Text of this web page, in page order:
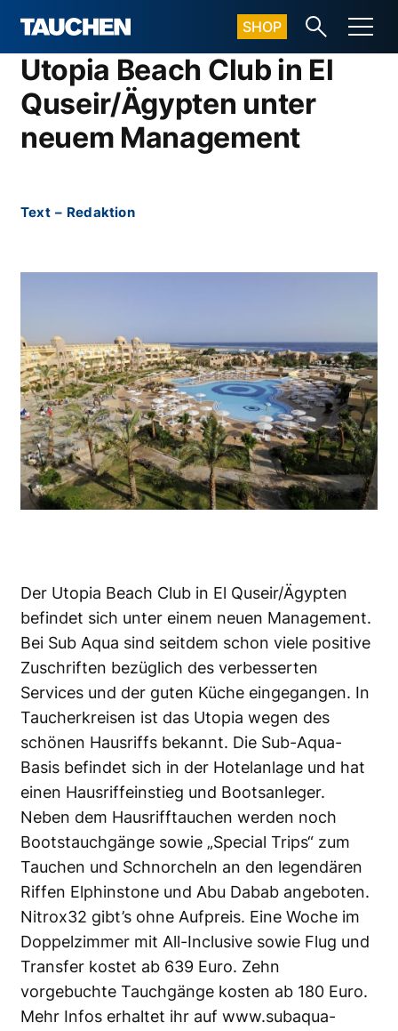
SHOP
Utopia Beach Club in El
Quseir/Ägypten unter
neuem Management
Text – Redaktion
Der Utopia Beach Club in El Quseir/Ägypten
befindet sich unter einem neuen Management.
Bei Sub Aqua sind seitdem schon viele positive
Zuschriften bezüglich des verbesserten
Services und der guten Küche eingegangen. In
Taucherkreisen ist das Utopia wegen des
schönen Hausriffs bekannt. Die Sub-Aqua-
Basis befindet sich in der Hotelanlage und hat
einen Hausriffeinstieg und Bootsanleger.
Neben dem Hausrifftauchen werden noch
Bootstauchgänge sowie „Special Trips“ zum
Tauchen und Schnorcheln an den legendären
Riffen Elphinstone und Abu Dabab angeboten.
Nitrox32 gibt’s ohne Aufpreis. Eine Woche im
Doppelzimmer mit All-Inclusive sowie Flug und
Transfer kostet ab 639 Euro. Zehn
vorgebuchte Tauchgänge kosten ab 180 Euro.
Mehr Infos erhaltet ihr auf www.subaqua-